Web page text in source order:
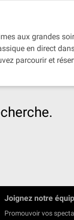
aux grandes
en direct
parcourir et
Joignez notre
Promouvoir vos